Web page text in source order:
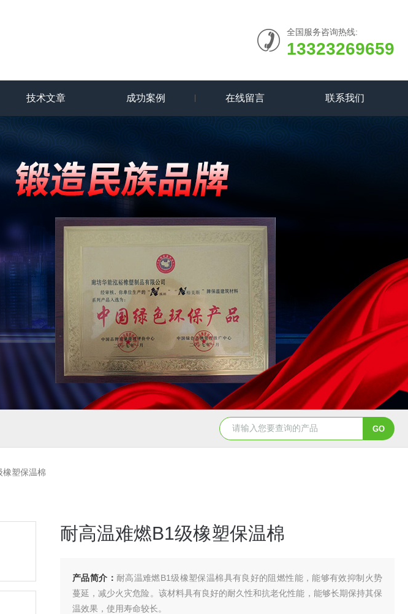
全国服务咨询热线:
13323269659
技术文章 成功案例 在线留言 联系我们
橡塑保温棉
耐高温难燃B1级橡塑保温棉
产品简介： 耐高温难燃B1级橡塑保温棉具有良好的阻燃性能，能够有效抑制火势
蔓延，减少火灾危险。该材料具有良好的耐久性和抗老化性能，能够长期保持其保
温效果，使用寿命较长。